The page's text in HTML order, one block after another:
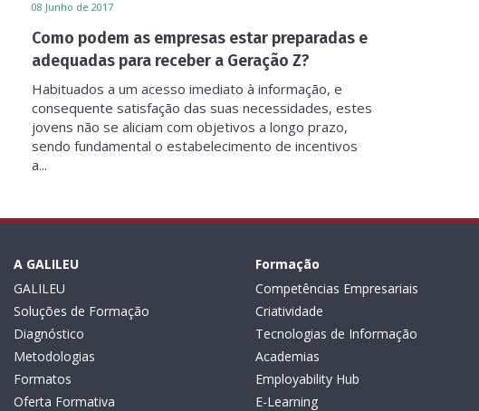
08 Junho de 2017
Como podem as empresas estar preparadas e
adequadas para receber a Geração Z?
Habituados a um acesso imediato à informação, e
consequente satisfação das suas necessidades, estes
jovens não se aliciam com objetivos a longo prazo,
sendo fundamental o estabelecimento de incentivos
a...
A GALILEU
GALILEU
Soluções de Formação
Diagnóstico
Metodologias
Formatos
Oferta Formativa
Formação
Competências Empresariais
Criatividade
Tecnologias de Informação
Academias
Employability Hub
E-Learning